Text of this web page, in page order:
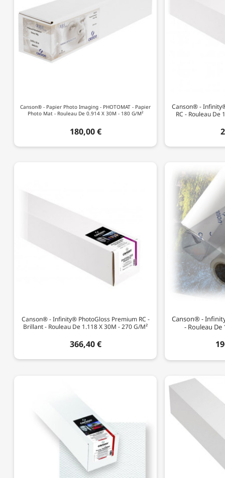
Canson® - Papier Photo Imaging - PHOTOMAT - Papier
Photo Mat - Rouleau De 0.914 X 30M - 180 G/m²
180,00 €
Canson® -
RC - Rouleau De
Canson® - Infinity® PhotoGloss Premium RC -
Brillant - Rouleau De 1.118 X 30M - 270 G/m²
366,40 €
Canson® -
- Rouleau De